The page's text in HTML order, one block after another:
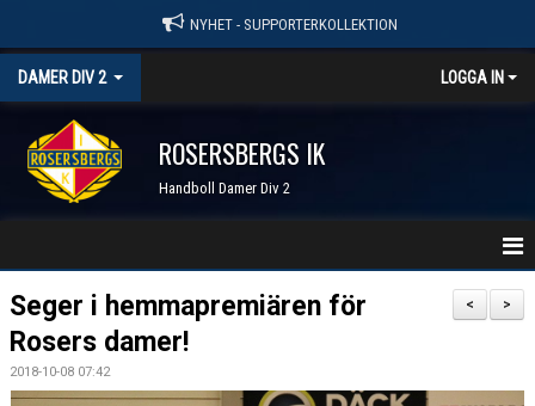
NYHET - SUPPORTERKOLLEKTION
DAMER DIV 2 LOGGA IN
ROSERSBERGS IK
Handboll Damer Div 2
STARTSIDA
NYHETER
KALENDER
>
<
Seger i hemmapremiären för
Rosers damer!
2018-10-08 07:42